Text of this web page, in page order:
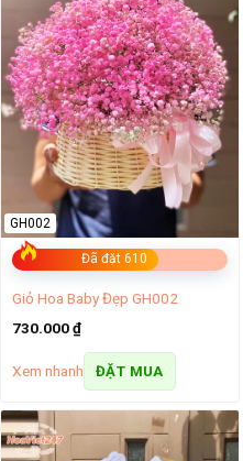
Đã đặt 610
GH002
Giỏ Hoa Baby Đẹp GH002
730.000₫
Xem nhanh ĐẶT MUA